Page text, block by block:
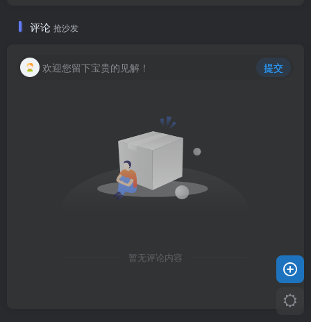
评论 抢沙发
欢迎您留下宝贵的见解！ 提交
暂无评论内容